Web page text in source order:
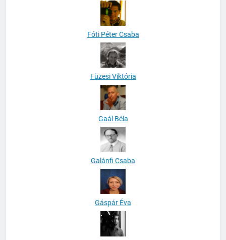
Fóti Péter Csaba
Füzesi Viktória
Gaál Béla
Galánfi Csaba
Gáspár Éva